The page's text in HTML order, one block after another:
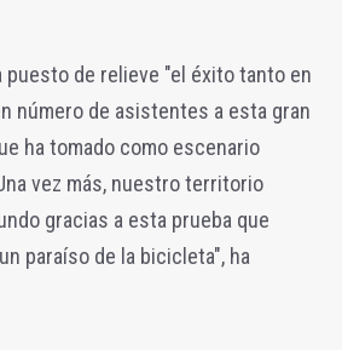
puesto de relieve "el éxito tanto en
número de asistentes a esta gran
ha tomado como escenario
vez más, nuestro territorio
gracias a esta prueba que
paraíso de la bicicleta", ha